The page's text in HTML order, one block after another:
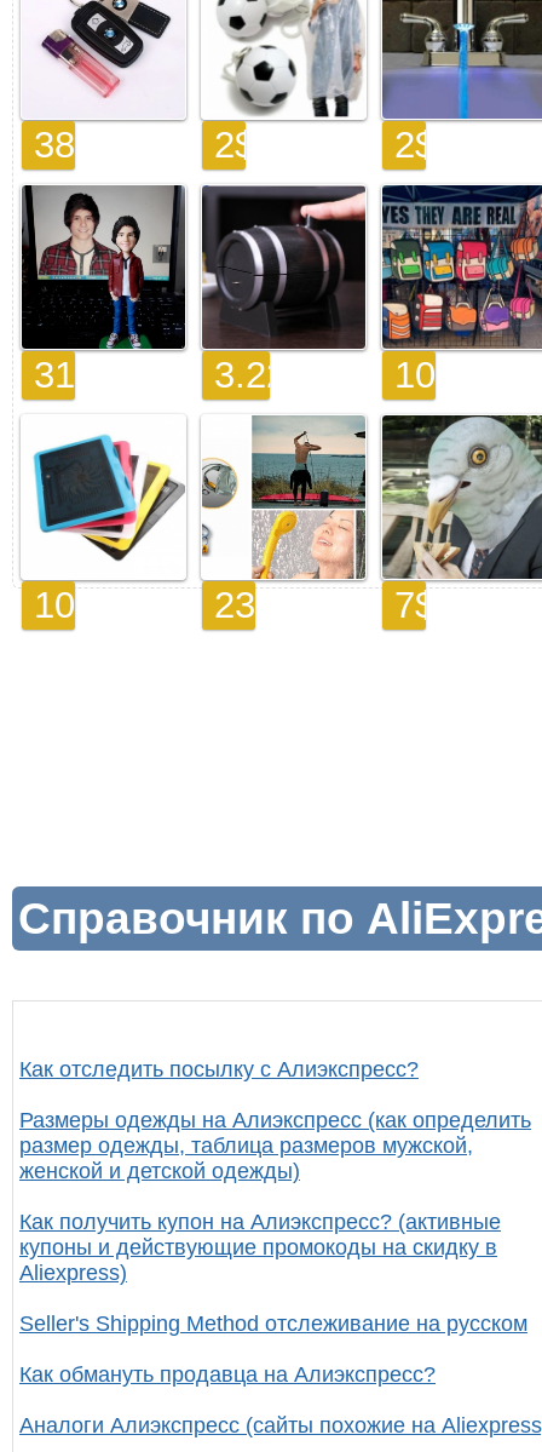
Справочник по
Как отследить посылку с Алиэкспресс?
Размеры одежды на Алиэкспресс (как определить
размер одежды, таблица размеров мужской,
женской и детской одежды)
Как получить купон на Алиэкспресс? (активные
купоны и действующие промокоды на скидку в
Aliexpress)
Seller's Shipping Method отслеживание на русском
Как обмануть продавца на Алиэкспресс?
Аналоги Алиэкспресс (сайты похожие на